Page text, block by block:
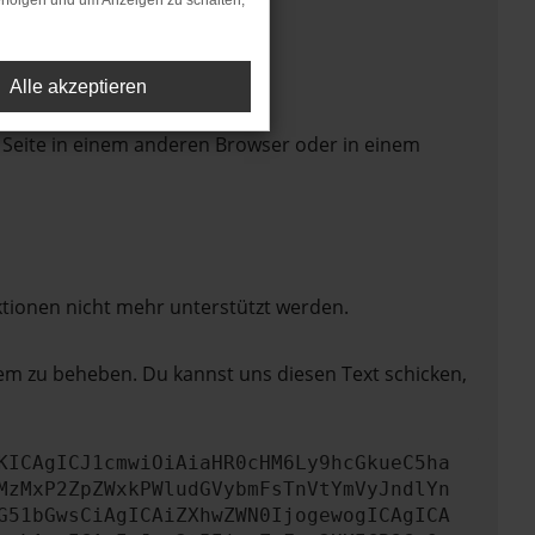
in einem anderen Browser oder in einem
nicht mehr unterstützt werden.
zu beheben. Du kannst uns diesen Text schicken,
Alle akzeptieren